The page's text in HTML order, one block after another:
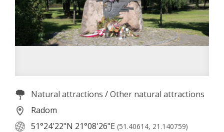
Natural attractions /Other natural attractions
Radom
51°24'22"N 21°08'26"E (51.40614, 21.140759)